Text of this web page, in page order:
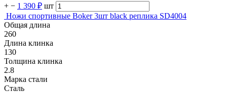
+ − 1 390 ₽ шт
Ножи спортивные Boker 3шт black реплика SD4004
Общая длина
260
Длина клинка
130
Толщина клинка
2.8
Марка стали
Сталь